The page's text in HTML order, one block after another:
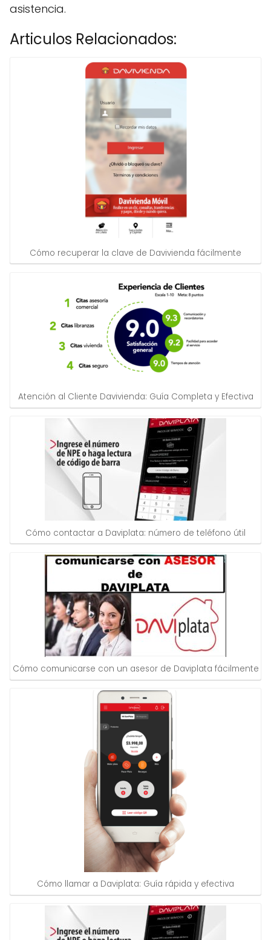
asistencia.
Articulos Relacionados:
Cómo recuperar la clave de Davivienda fácilmente
Atención al Cliente Davivienda: Guía Completa y Efectiva
Cómo contactar a Daviplata: número de teléfono útil
Cómo comunicarse con un asesor de Daviplata fácilmente
Cómo llamar a Daviplata: Guía rápida y efectiva